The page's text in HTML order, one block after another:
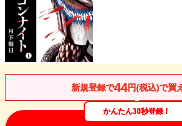
新規登録で44円(税込)で買
かんたん30秒登録！